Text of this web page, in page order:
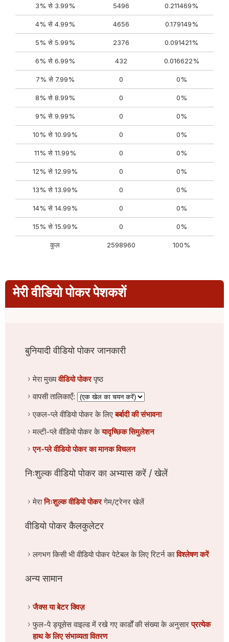
3% से 3.99% 5496 0.211469%
4% से 4.99% 4656 0.179149%
5% से 5.99% 2376 0.091421%
6% से 6.99% 432 0.016622%
7% से 7.99% 0 0%
8% से 8.99% 0 0%
9% से 9.99% 0 0%
10% से 10.99% 0 0%
11% से 11.99% 0 0%
12% से 12.99% 0 0%
13% से 13.99% 0 0%
14% से 14.99% 0 0%
15% से 15.99% 0 0%
कुल 2598960 100%
मेरी वीडियो पोकर पेशकशें
बुनियादी वीडियो पोकर जानकारी
मेरा मुख्यवीडियो पोकरपृष्ठ
वापसी तालिकाएँ:
एकल-प्ले वीडियो पोकर के लिएबर्बादी की संभावना
मल्टी-प्ले वीडियो पोकर केयादृच्छिक सिमुलेशन
एन-प्ले वीडियो पोकर का मानक विचलन
निःशुल्क वीडियो पोकर का अभ्यास करें / खेलें
मेरानिःशुल्क वीडियो पोकरगेम/ट्रेनर खेलें
वीडियो पोकर कैलकुलेटर
लगभग किसी भी वीडियो पोकर पेटेबल के लिए रिटर्न काविश्लेषण करें
अन्य सामान
जैक्स या बेटर क्विज़
फुल-पे ड्यूसेस वाइल्ड में रखे गए कार्डों की संख्या के अनुसारप्रत्येक
हाथ के लिए संभाव्यता वितरण